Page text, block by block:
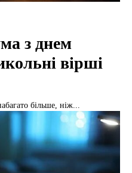
з днем
вірші
більше, ніж...